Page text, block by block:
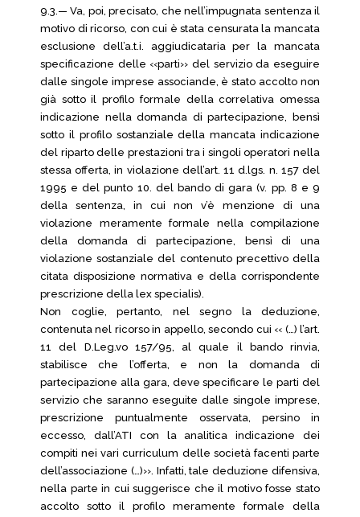
9.3.— Va, poi, precisato, che nell’impugnata sentenza il
motivo di ricorso, con cui è stata censurata la mancata
esclusione dell’a.t.i. aggiudicataria per la mancata
specificazione delle ‹‹parti›› del servizio da eseguire
dalle singole imprese associande, è stato accolto non
già sotto il profilo formale della correlativa omessa
indicazione nella domanda di partecipazione, bensì
sotto il profilo sostanziale della mancata indicazione
del riparto delle prestazioni tra i singoli operatori nella
stessa offerta, in violazione dell’art. 11 d.lgs. n. 157 del
1995 e del punto 10. del bando di gara (v. pp. 8 e 9
della sentenza, in cui non v’è menzione di una
violazione meramente formale nella compilazione
della domanda di partecipazione, bensì di una
violazione sostanziale del contenuto precettivo della
citata disposizione normativa e della corrispondente
prescrizione della lex specialis).
Non coglie, pertanto, nel segno la deduzione,
contenuta nel ricorso in appello, secondo cui ‹‹ (…) l’art.
11 del D.Leg.vo 157/95, al quale il bando rinvia,
stabilisce che l’offerta, e non la domanda di
partecipazione alla gara, deve specificare le parti del
servizio che saranno eseguite dalle singole imprese,
prescrizione puntualmente osservata, persino in
eccesso, dall’ATI con la analitica indicazione dei
compiti nei vari curriculum delle società facenti parte
dell’associazione (…)››. Infatti, tale deduzione difensiva,
nella parte in cui suggerisce che il motivo fosse stato
accolto sotto il profilo meramente formale della